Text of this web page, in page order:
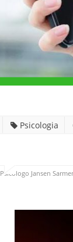
Psicologia
Psicólogo Jansen